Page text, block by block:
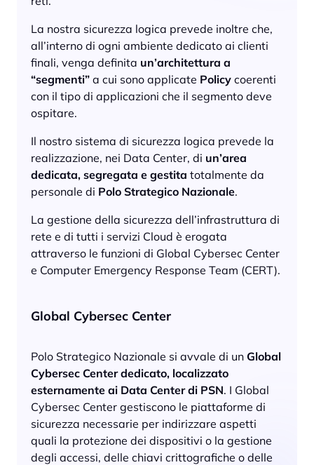
La nostra sicurezza logica prevede inoltre che,
all’interno di ogni ambiente dedicato ai clienti
finali, venga definita un’architettura a
“segmenti” a cui sono applicate Policy coerenti
con il tipo di applicazioni che il segmento deve
ospitare.
Il nostro sistema di sicurezza logica prevede la
realizzazione, nei Data Center, di un’area
dedicata, segregata e gestita totalmente da
personale di Polo Strategico Nazionale.
La gestione della sicurezza dell’infrastruttura di
rete e di tutti i servizi Cloud è erogata
attraverso le funzioni di Global Cybersec Center
e Computer Emergency Response Team (CERT).
Global Cybersec Center
Polo Strategico Nazionale si avvale di un Global
Cybersec Center dedicato, localizzato
esternamente ai Data Center di PSN. I Global
Cybersec Center gestiscono le piattaforme di
sicurezza necessarie per indirizzare aspetti
quali la protezione dei dispositivi o la gestione
degli accessi, delle chiavi crittografiche o delle